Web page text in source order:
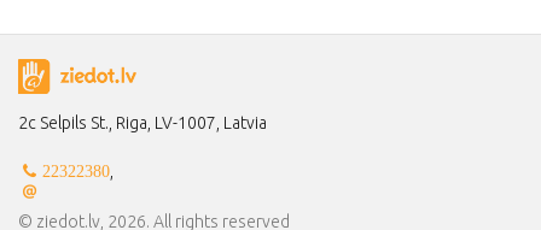
2c Selpils St., Riga, LV-1007, Latvia
22322380,
© ziedot.lv, 2026. All rights reserved